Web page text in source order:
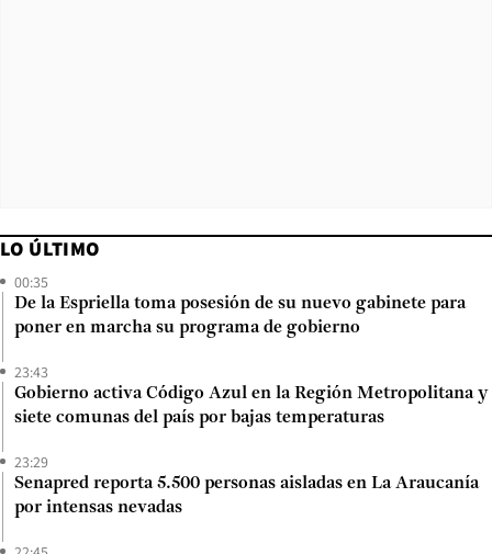
LO ÚLTIMO
00:35
De la Espriella toma posesión de su nuevo gabinete para
poner en marcha su programa de gobierno
23:43
Gobierno activa Código Azul en la Región Metropolitana y
siete comunas del país por bajas temperaturas
23:29
Senapred reporta 5.500 personas aisladas en La Araucanía
por intensas nevadas